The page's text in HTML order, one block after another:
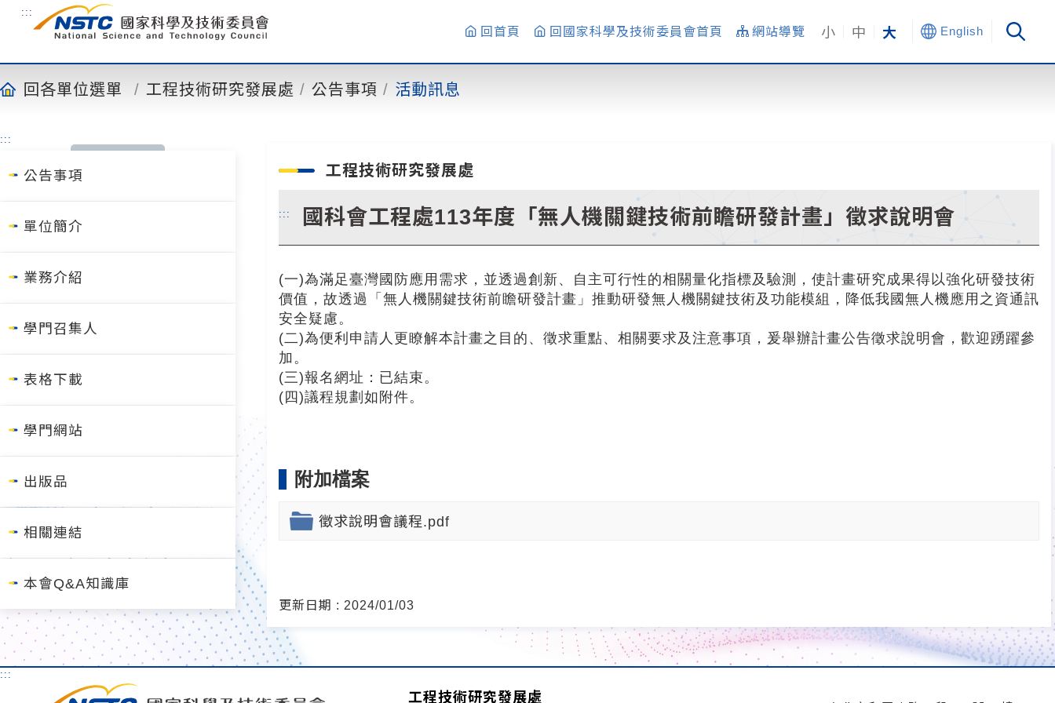
內
容
:::
回首頁 回國家科學及技術委員會首頁 網站導覽 小 中 大 English
回各單位選單 工程技術研究發展處 公告事項 活動訊息
:::
公告事項
單位簡介
業務介紹
學門召集人
表格下載
學門網站
出版品
相關連結
本會Q&A知識庫
工程技術研究發展處
::: 國科會工程處113年度「無人機關鍵技術前瞻研發計畫」徵求說明會
(一)為滿足臺灣國防應用需求，並透過創新、自主可行性的相關量化指標及驗測，使計畫研究成果得以強化研發技術
價值，故透過「無人機關鍵技術前瞻研發計畫」推動研發無人機關鍵技術及功能模組，降低我國無人機應用之資通訊
安全疑慮。
(二)為便利申請人更瞭解本計畫之目的、徵求重點、相關要求及注意事項，爰舉辦計畫公告徵求說明會，歡迎踴躍參
加。
(三)報名網址：已結束。
(四)議程規劃如附件。
附加檔案
徵求說明會議程.pdf
更新日期 : 2024/01/03
:::
工程技術研究發展處